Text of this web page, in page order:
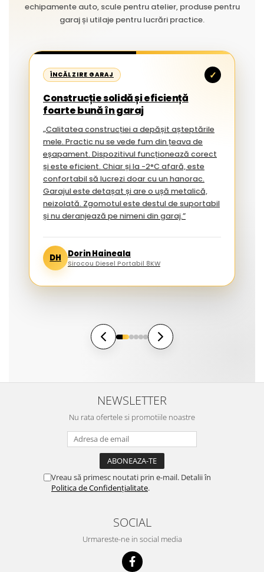
echipamente auto, scule pentru atelier, produse pentru
garaj și utilaje pentru lucrări practice.
ÎNCĂLZIRE GARAJ ✓
Construcție solidă și eficiență
foarte bună în garaj
„Calitatea construcției a depășit așteptările
mele. Practic nu se vede fum din țeava de
eșapament. Dispozitivul funcționează corect
și este eficient. Chiar și la -2°C afară, este
confortabil să lucrezi doar cu un hanorac.
Garajul este detașat și are o ușă metalică,
neizolată. Zgomotul este destul de suportabil
și nu deranjează pe nimeni din garaj.”
DH Dorin Haineala
Sirocou Diesel Portabil 8KW
NEWSLETTER
Nu rata ofertele si promotiile noastre
Vreau să primesc noutati prin e-mail. Detalii în
Politica de Confidențialitate.
SOCIAL
Urmareste-ne in social media